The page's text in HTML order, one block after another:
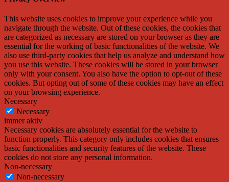
This website uses cookies to improve your experience while you
navigate through the website. Out of these cookies, the cookies that
are categorized as necessary are stored on your browser as they are
essential for the working of basic functionalities of the website. We
also use third-party cookies that help us analyze and understand how
you use this website. These cookies will be stored in your browser
only with your consent. You also have the option to opt-out of these
cookies. But opting out of some of these cookies may have an effect
on your browsing experience.
Necessary
Necessary
immer aktiv
Necessary cookies are absolutely essential for the website to
function properly. This category only includes cookies that ensures
basic functionalities and security features of the website. These
cookies do not store any personal information.
Non-necessary
Non-necessary